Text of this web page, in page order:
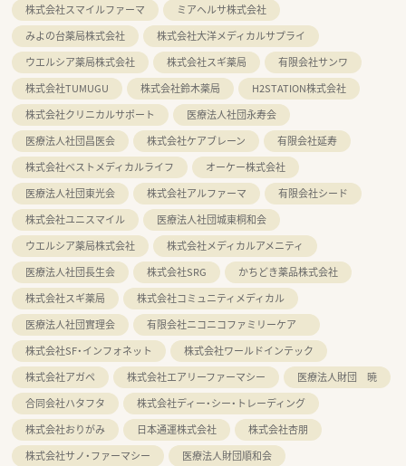
株式会社スマイルファーマ
ミアヘルサ株式会社
みよの台薬局株式会社
株式会社大洋メディカルサプライ
ウエルシア薬局株式会社
株式会社スギ薬局
有限会社サンワ
株式会社TUMUGU
株式会社鈴木薬局
H2STATION株式会社
株式会社クリニカルサポート
医療法人社団永寿会
医療法人社団昌医会
株式会社ケアブレーン
有限会社延寿
株式会社ベストメディカルライフ
オーケー株式会社
医療法人社団東光会
株式会社アルファーマ
有限会社シード
株式会社ユニスマイル
医療法人社団城東桐和会
ウエルシア薬局株式会社
株式会社メディカルアメニティ
医療法人社団長生会
株式会社SRG
かちどき薬品株式会社
株式会社スギ薬局
株式会社コミュニティメディカル
医療法人社団實理会
有限会社ニコニコファミリーケア
株式会社SF・インフォネット
株式会社ワールドインテック
株式会社アガペ
株式会社エアリーファーマシー
医療法人財団 暁
合同会社ハタフタ
株式会社ディー・シー・トレーディング
株式会社おりがみ
日本通運株式会社
株式会社杏朋
株式会社サノ・ファーマシー
医療法人財団順和会